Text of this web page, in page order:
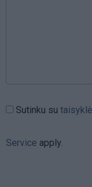
Sutinku su
Service apply.